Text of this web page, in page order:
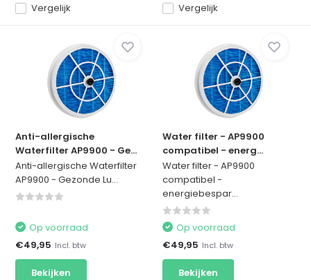
Vergelijk Vergelijk
Anti-allergische
Waterfilter AP9900 - Ge...
Anti-allergische Waterfilter
AP9900 - Gezonde Lu...
Op voorraad
€49,95 Incl. btw
Bekijken
Water filter - AP9900
compatibel - energ...
Water filter - AP9900
compatibel -
energiebespar...
Op voorraad
€49,95 Incl. btw
Bekijken